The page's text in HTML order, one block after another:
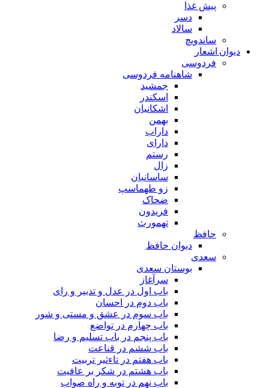
پیش غذا
دسر
سالاد
ساندویچ
دیوان اشعار
فردوسی
شاهنامه فردوسی
جمشید
اسکندر
اشکانیان
بهمن
داراب
دارای
رستم
زال
ساسانیان
زو طهماسپ‏
ضحاک
فریدون
تهمورث
حافظ
دیوان حافظ
سعدی
بوستان سعدی
سرآغاز
باب اول در عدل و تدبیر و رای
باب دوم در احسان
باب سوم در عشق و مستی و شور
باب چهارم در تواضع
باب پنجم در باب تسلیم و رضا
باب ششم در قناعت
باب هفتم در تاءثیر تربیت
باب هشتم در شکر بر عافیت
باب نهم در توبه و راه صواب